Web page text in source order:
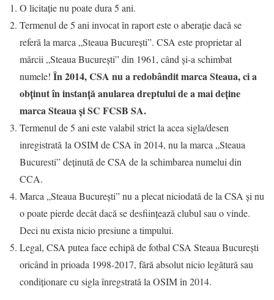
O licitație nu poate dura 5 ani.
Termenul de 5 ani invocat în raport este o aberație dacă se
referă la marca „Steaua București”. CSA este proprietar al
mărcii „Steaua București” din 1961, când și-a schimbat
numele! În 2014, CSA nu a redobândit marca Steaua, ci a
obținut în instanță anularea dreptului de a mai deține
marca Steaua și SC FCSB SA.
Termenul de 5 ani este valabil strict la acea sigla/desen
inregistrată la OSIM de CSA în 2014, nu la marca „Steaua
Bucuresti” deținută de CSA de la schimbarea numelui din
CCA.
Marca „Steaua București” nu a plecat niciodată de la CSA și nu
o poate pierde decât dacă se desființează clubul sau o vinde.
Deci nu exista nicio presiune a timpului.
Legal, CSA putea face echipă de fotbal CSA Steaua București
oricând în prioada 1998-2017, fără absolut nicio legătură sau
condiționare cu sigla înregstrată la OSIM în 2014.